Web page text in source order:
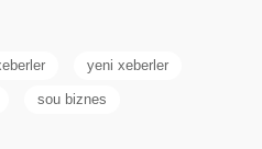
yeni xeberler
sou biznes